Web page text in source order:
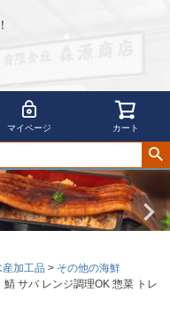
マイページ カート
加工品
その他の海鮮
サバ レンジ調理OK 惣菜 トレ